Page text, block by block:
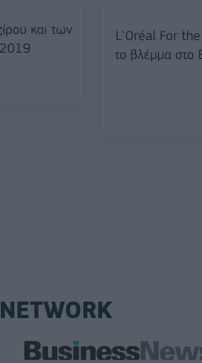
και των
2019
L'Oréal For the
το βλέμμα στο